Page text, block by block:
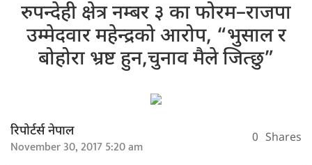
रुपन्देही क्षेत्र नम्बर ३ का फोरम–राजपा
उम्मेदवार महेन्द्रको आरोप, “भुसाल र
बोहोरा भ्रष्ट हुन,चुनाव मैले जित्छु”
रिपोर्टर्स नेपाल
November 30, 2017 5:20 am 0 Shares